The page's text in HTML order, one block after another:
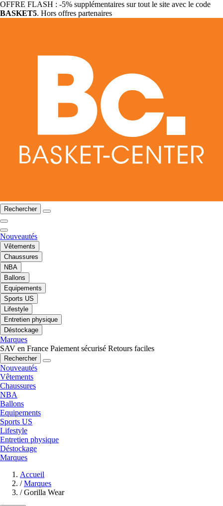
OFFRE FLASH : -5% supplémentaires sur tout le site avec le code
BASKET5. Hors offres partenaires
Rechercher
Nouveautés
Vêtements
Chaussures
NBA
Ballons
Equipements
Sports US
Lifestyle
Entretien physique
Déstockage
Marques
SAV en France Paiement sécurisé Retours faciles
Rechercher
Nouveautés
Vêtements
Chaussures
NBA
Ballons
Equipements
Sports US
Lifestyle
Entretien physique
Déstockage
Marques
Accueil
/ Marques
/ Gorilla Wear